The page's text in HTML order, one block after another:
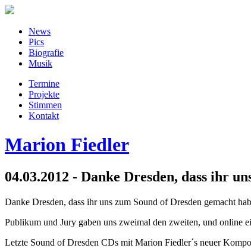
News
Pics
Biografie
Musik
Termine
Projekte
Stimmen
Kontakt
Marion Fiedler
04.03.2012 - Danke Dresden, dass ihr
Danke Dresden, dass ihr uns zum Sound of Dresden gemacht
Publikum und Jury gaben uns zweimal den zweiten, und
Letzte Sound of Dresden CDs mit Marion Fiedler´s neuer